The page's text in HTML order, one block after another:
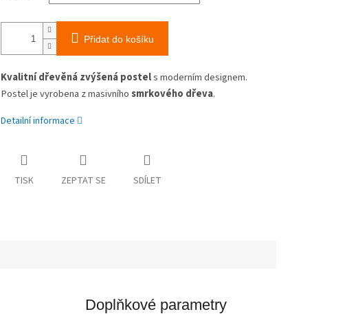
Přidat do košíku
Kvalitní dřevěná zvýšená postels moderním designem.
Postel je vyrobena z masivníhosmrkového dřeva.
Detailní informace
TISK ZEPTAT SE SDÍLET
Doplňkové parametry